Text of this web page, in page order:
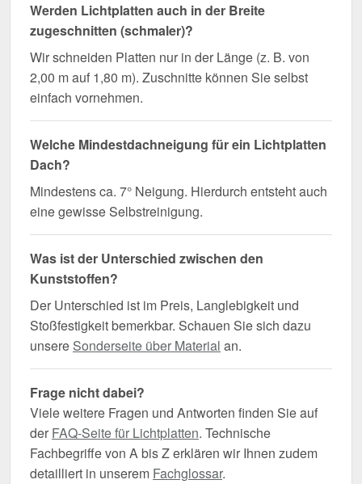
Werden Lichtplatten auch in der Breite
zugeschnitten (schmaler)?
Wir schneiden Platten nur in der Länge (z. B. von
2,00 m auf 1,80 m). Zuschnitte können Sie selbst
einfach vornehmen.
Welche Mindestdachneigung für ein Lichtplatten
Dach?
Mindestens ca. 7° Neigung. Hierdurch entsteht auch
eine gewisse Selbstreinigung.
Was ist der Unterschied zwischen den
Kunststoffen?
Der Unterschied ist im Preis, Langlebigkeit und
Stoßfestigkeit bemerkbar. Schauen Sie sich dazu
unsere Sonderseite über Material an.
Frage nicht dabei?
Viele weitere Fragen und Antworten finden Sie auf
der FAQ-Seite für Lichtplatten. Technische
Fachbegriffe von A bis Z erklären wir Ihnen zudem
detailliert in unserem Fachglossar.